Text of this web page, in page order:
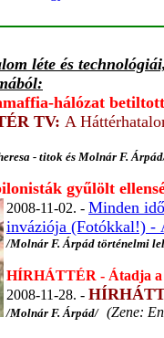
léte és
hálózat
TV: A
- titok és Molnár F.
gyűlölt
2008-11-02. - Minden
inváziója (Fotókkal!) -
/Molnár F. Árpád történelmi
HÍRHÁTTÉR - Átadja
2008-11-28. -
/Molnár F. Árpád/ (Zene: